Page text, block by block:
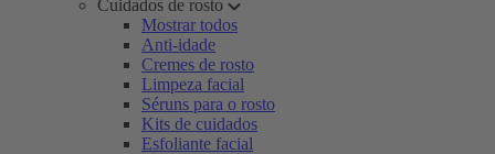
Cuidados de rosto
Mostrar todos
Anti-idade
Cremes de rosto
Limpeza facial
Séruns para o rosto
Kits de cuidados
Esfoliante facial